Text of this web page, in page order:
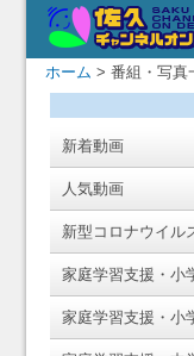
ホーム > 番組・写真
新着動画
人気動画
新型コロナウイル
家庭学習支援・小
家庭学習支援・小